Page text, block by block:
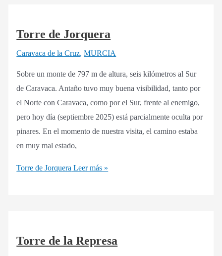
Torre de Jorquera
Caravaca de la Cruz,MURCIA
Sobre un monte de 797 m de altura, seis kilómetros al Sur
de Caravaca. Antaño tuvo muy buena visibilidad, tanto por
el Norte con Caravaca, como por el Sur, frente al enemigo,
pero hoy día (septiembre 2025) está parcialmente oculta por
pinares. En el momento de nuestra visita, el camino estaba
en muy mal estado,
Torre de Jorquera Leer más »
Torre de la Represa